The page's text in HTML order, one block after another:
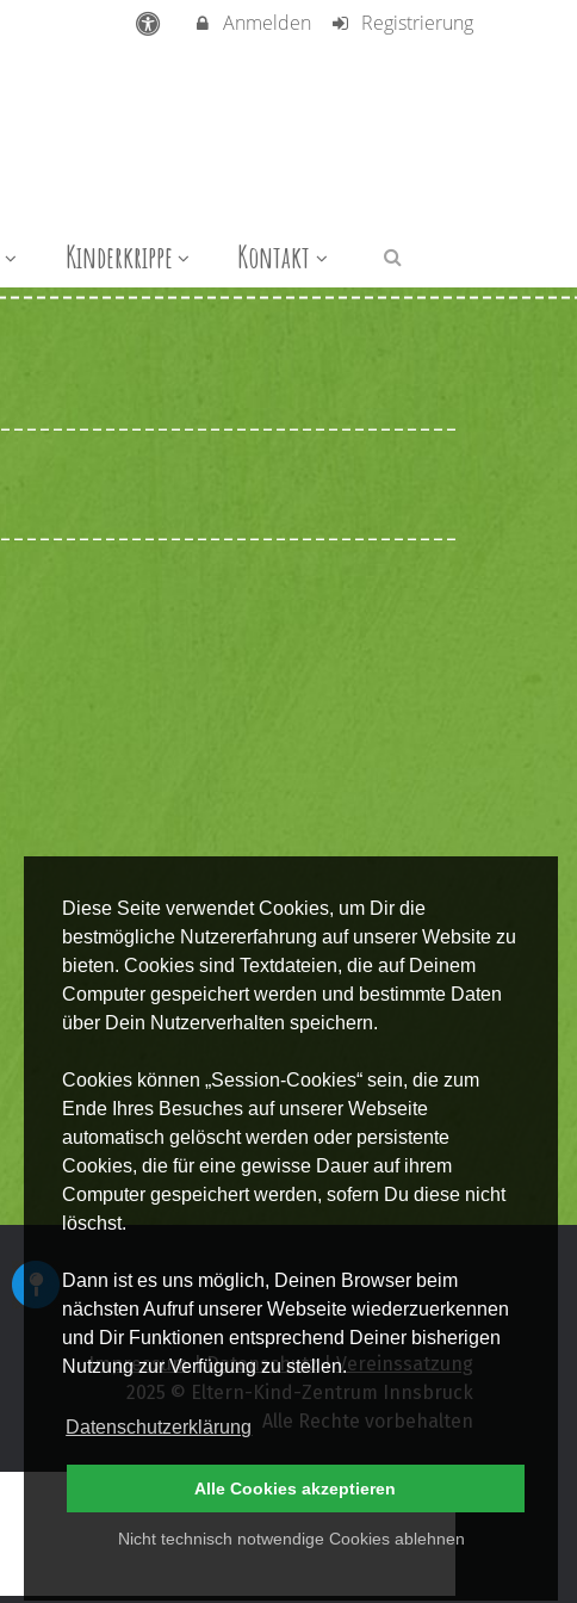
Diese Seite verwendet Cookies, um Dir die
bestmögliche Nutzererfahrung auf unserer Website zu
bieten. Cookies sind Textdateien, die auf Deinem
Computer gespeichert werden und bestimmte Daten
über Dein Nutzerverhalten speichern.
Cookies können „Session-Cookies“ sein, die zum
Ende Ihres Besuches auf unserer Webseite
automatisch gelöscht werden oder persistente
Cookies, die für eine gewisse Dauer auf ihrem
Computer gespeichert werden, sofern Du diese nicht
löschst.
Dann ist es uns möglich, Deinen Browser beim
nächsten Aufruf unserer Webseite wiederzuerkennen
und Dir Funktionen entsprechend Deiner bisherigen
Nutzung zur Verfügung zu stellen.
Datenschutzerklärung
Nicht technisch notwendige Cookies ablehnen
Alle Cookies akzeptieren
Anmelden Registrierung
Kinderkrippe Kontakt
Impressum|Datenschutz|Vereinssatzung
2025 © Eltern-Kind-Zentrum Innsbruck
Alle Rechte vorbehalten